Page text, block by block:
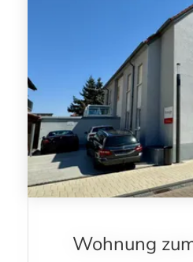
Wohnung